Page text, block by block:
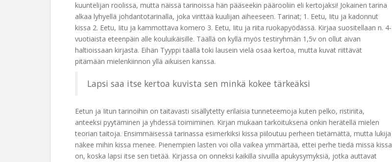
kuuntelijan roolissa, mutta näissä tarinoissa hän pääseekin päärooliin eli kertojaksi! Jokainen tarina
alkaa lyhyellä johdantotarinalla, joka virittää kuulijan aiheeseen. Tarinat; 1. Eetu, Iitu ja kadonnut
kissa 2. Eetu, Iitu ja kammottava komero 3. Eetu, Iitu ja riita ruokapyödässä. Kirjaa suositellaan n. 4-
vuotiaista eteenpäin alle kouluikäisille. Täällä on kyllä myös testiryhmän 1,5v on ollut aivan
haltioissaan kirjasta. Eihän Tyyppi täällä toki lausein vielä osaa kertoa, mutta kuvat riittävät
pitämään mielenkiinnon yllä aikuisen kanssa.
Lapsi saa itse kertoa kuvista sen minkä kokee tärkeäksi
Eetun ja Iitun tarinoihin on taitavasti sisällytetty erilaisia tunneteemoja kuten pelko, ristiriita,
anteeksi pyytäminen ja yhdessä toimiminen. Kirjan mukaan tarkoituksena onkin herätellä mielen
teorian taitoja. Ensimmäisessä tarinassa esimerkiksi kissa piiloutuu perheen tietämättä, mutta lukija
näkee mihin kissa menee. Pienempien lasten voi olla vaikea ymmärtää, ettei perhe tiedä missä kissa
on, koska lapsi itse sen tietää. Kirjassa on onneksi kaikilla sivuilla apukysymyksiä, jotka auttavat